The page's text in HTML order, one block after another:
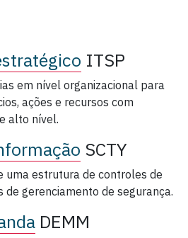
ITSP
em nível organizacional para
ações e recursos com
alto nível.
SCTY
uma estrutura de controles de
gerenciamento de segurança.
DEMM